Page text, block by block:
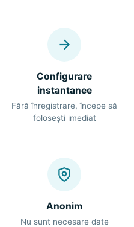
Configurare
instantanee
Fără înregistrare, începe să
folosești imediat
Anonim
Nu sunt necesare date